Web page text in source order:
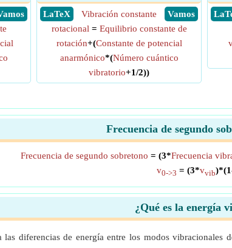
​ LaTeX
​ Vamos
Vibración constante
rotacional = Equilibrio constante de
rotación+(Constante de potencial
anarmónico*(Número cuántico
vibratorio+1/2))
Frecuencia de segundo
Frecuencia de segundo sobretono = (3*Frecuencia
v0->3 = (3*vvib
¿Qué es la energía
diferencias de energía entre los modos vibracionales